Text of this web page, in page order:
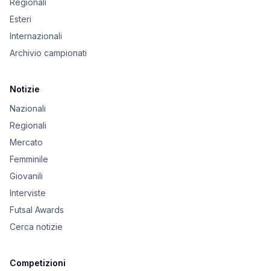
Regionali
Esteri
Internazionali
Archivio campionati
Notizie
Nazionali
Regionali
Mercato
Femminile
Giovanili
Interviste
Futsal Awards
Cerca notizie
Competizioni